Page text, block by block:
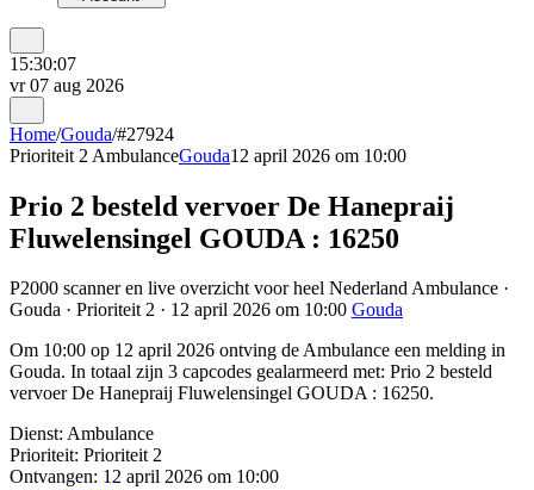
15:30:07
vr 07 aug 2026
Home/Gouda/#27924
Prioriteit 2 AmbulanceGouda12 april 2026 om 10:00
Prio 2 besteld vervoer De Hanepraij
Fluwelensingel GOUDA : 16250
P2000 scanner en live overzicht voor heel Nederland Ambulance ·
Gouda · Prioriteit 2 · 12 april 2026 om 10:00 Gouda
Om 10:00 op 12 april 2026 ontving de Ambulance een melding in
Gouda. In totaal zijn 3 capcodes gealarmeerd met: Prio 2 besteld
vervoer De Hanepraij Fluwelensingel GOUDA : 16250.
Dienst: Ambulance
Prioriteit: Prioriteit 2
Ontvangen: 12 april 2026 om 10:00